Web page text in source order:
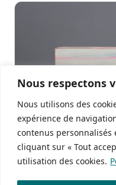
Nous respectons
Nous utilisons des
expérience de
contenus personnalisés
cliquant sur « Tout
utilisation des cookies.